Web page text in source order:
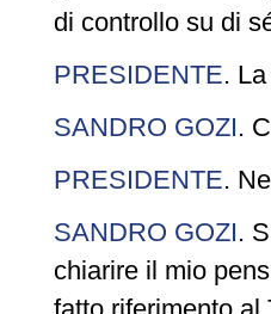
di controllo su di
PRESIDENTE.
SANDRO GOZI.
PRESIDENTE.
SANDRO GOZI.
chiarire il mio